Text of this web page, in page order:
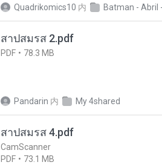
Quadrikomics10 内
สาปสมรส 2.pdf
PDF 78.3 MB
Pandarin 内 My 4shared
สาปสมรส 4.pdf
CamScanner
PDF
73.1 MB